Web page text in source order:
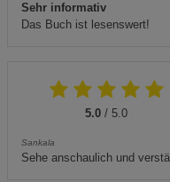
Sehr informativ
Das Buch ist lesenswert!
5.0 / 5.0
Sankala
Sehe anschaulich und